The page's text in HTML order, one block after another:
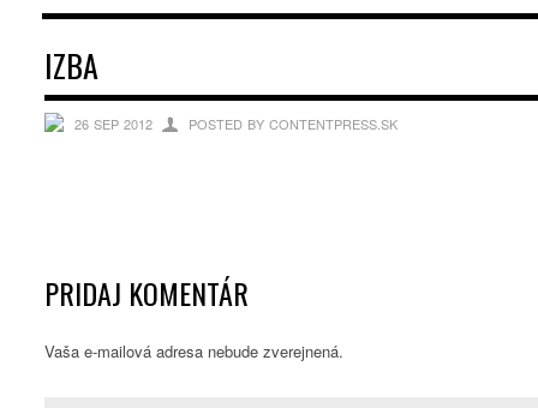
IZBA
26 SEP 2012 POSTED BY CONTENTPRESS.SK
PRIDAJ KOMENTÁR
Vaša e-mailová adresa nebude zverejnená.